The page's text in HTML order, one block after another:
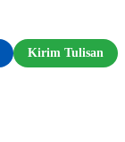
Kirim Tulisan